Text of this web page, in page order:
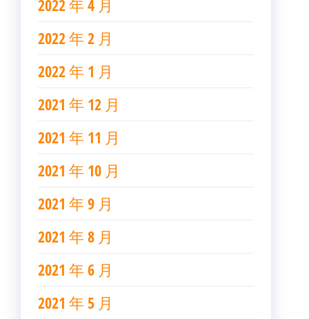
2022 年 4 月
2022 年 2 月
2022 年 1 月
2021 年 12 月
2021 年 11 月
2021 年 10 月
2021 年 9 月
2021 年 8 月
2021 年 6 月
2021 年 5 月